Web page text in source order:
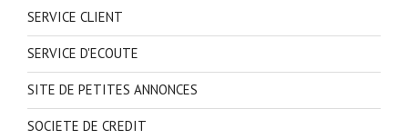
SERVICE CLIENT
SERVICE D'ECOUTE
SITE DE PETITES ANNONCES
SOCIETE DE CREDIT